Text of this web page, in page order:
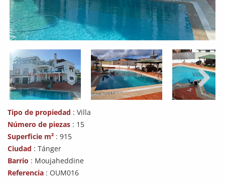
Next
Tipo de propiedad : Villa
Número de piezas : 15
Superficie m² : 915
Ciudad : Tánger
Barrio : Moujaheddine
Referencia : OUM016